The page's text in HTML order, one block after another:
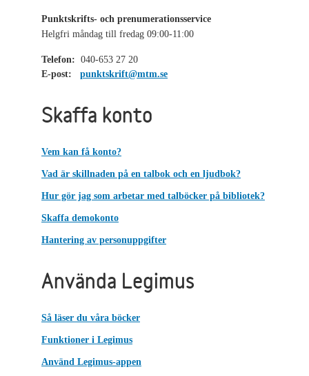
Punktskrifts- och prenumerationsservice
Helgfri måndag till fredag 09:00-11:00
Telefon: 040-653 27 20
E-post:
punktskrift@mtm.se
Skaffa konto
Vem kan få konto?
Vad är skillnaden på en talbok och en ljudbok?
Hur gör jag som arbetar med talböcker på bibliotek?
Skaffa demokonto
Hantering av personuppgifter
Använda Legimus
Så läser du våra böcker
Funktioner i Legimus
Använd Legimus-appen